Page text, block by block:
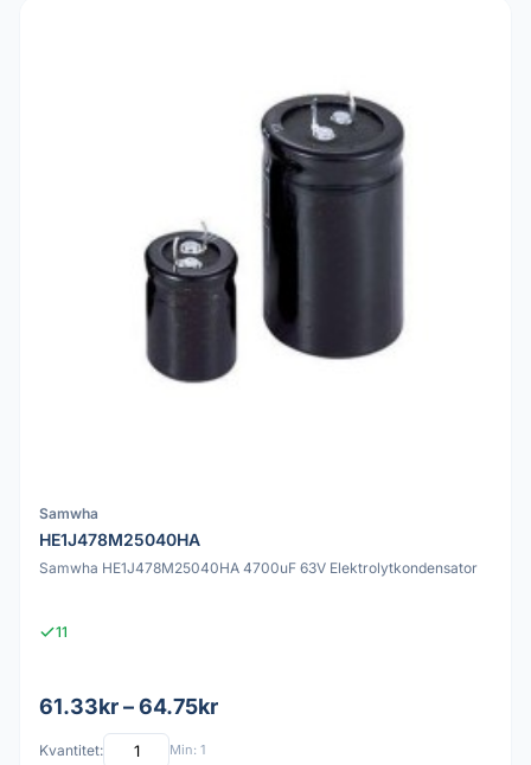
Samwha
HE1J478M25040HA
Samwha HE1J478M25040HA 4700uF 63V Elektrolytkondensator
11
61.33kr – 64.75kr
Kvantitet: Min: 1